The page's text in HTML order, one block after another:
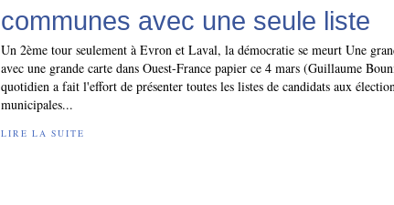
communes avec une seule liste
Un 2ème tour seulement à Evron et Laval, la démocratie se meurt Une
avec une grande carte dans Ouest-France papier ce 4 mars (Guillaume
quotidien a fait l'effort de présenter toutes les listes de candidats aux
municipales...
LIRE LA SUITE